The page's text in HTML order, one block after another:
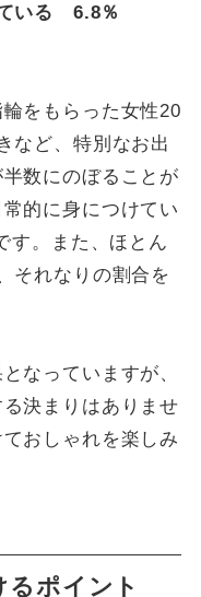
いる 6.8％
をもらった女性20
など、特別なお出
数にのぼることが
的に身につけてい
す。また、ほとん
それなりの割合を
なっていますが、
決まりはありませ
おしゃれを楽しみ
るポイント